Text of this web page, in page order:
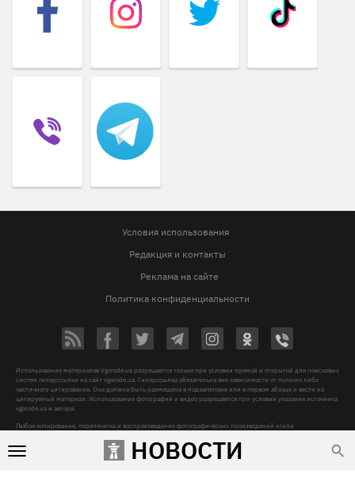
НОВОСТИ
Условия использования
Редакция и контакты
Реклама на сайте
Политика конфиденциальности
Использование материалов Vgorode.ua разрешается только при условии прямой и открытой для поисковых
систем гиперссылки на сайт vgorode.ua. Гиперссылка обязательна вне зависимости от полного либо
частичного цитирования. Она должна быть размещена в подзаголовке или в первом абзаце и вести на
цитируемый материал. Использование фотографий и видео разрешается при условии указания источника
vgorode.ua и автора.
Любое копирование, перепечатка и воспроизведение фотографических произведений и/или
Субъект в сфере онлайн-медиа, Название онлайн-медиа - «VGORODE», Адрес: 02091, місто Київ,
ХАРКІВСЬКЕ ШОСЕ, будинок 172-Б, офіс 208/1, E-mail:
sunlight@mediadim.com.ua